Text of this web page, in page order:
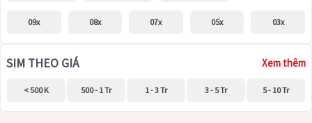
09x 08x 07x 05x 03x
SIM THEO GIÁ Xem thêm
< 500 K 500 - 1 Tr 1 - 3 Tr 3 - 5 Tr 5 - 10 Tr